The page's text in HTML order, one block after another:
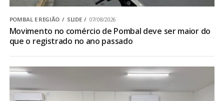
POMBAL E REGIÃO SLIDE 07/08/2026
Movimento no comércio de Pombal deve ser maior do
que o registrado no ano passado